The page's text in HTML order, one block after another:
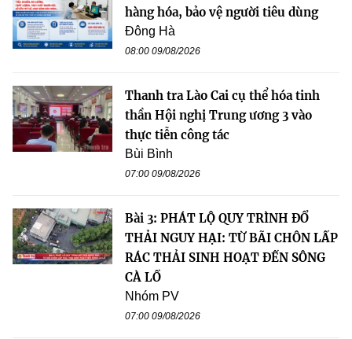
hàng hóa, bảo vệ người tiêu dùng
Đông Hà
08:00 09/08/2026
Thanh tra Lào Cai cụ thể hóa tinh
thần Hội nghị Trung ương 3 vào
thực tiễn công tác
Bùi Bình
07:00 09/08/2026
Bài 3: PHÁT LỘ QUY TRÌNH ĐỔ
THẢI NGUY HẠI: TỪ BÃI CHÔN LẤP
RÁC THẢI SINH HOẠT ĐẾN SÔNG
CÀ LỒ
Nhóm PV
07:00 09/08/2026